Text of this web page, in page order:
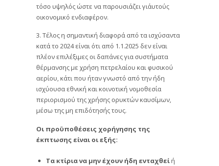
τόσο υψηλός ώστε να παρουσιάζει γι΄αυτούς
οικονομικό ενδιαφέρον.
3. Τέλος η σημαντική διαφορά από τα ισχύσαντα
κατά το 2024 είναι ότι από 1.1.2025 δεν είναι
πλέον επιλέξιμες οι δαπάνες για συστήματα
θέρμανσης με χρήση πετρελαίου και φυσικού
αερίου, κάτι που ήταν γνωστό από την ήδη
ισχύουσα εθνική και κοινοτική νομοθεσία
περιορισμού της χρήσης ορυκτών καυσίμων,
μέσω της μη επιδότησής τους.
Οι προϋποθέσεις χορήγησης της
έκπτωσης είναι οι εξής:
Τα κτίρια να μην έχουν ήδη ενταχθείή